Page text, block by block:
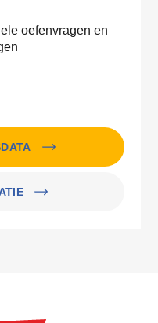
oefenvragen en